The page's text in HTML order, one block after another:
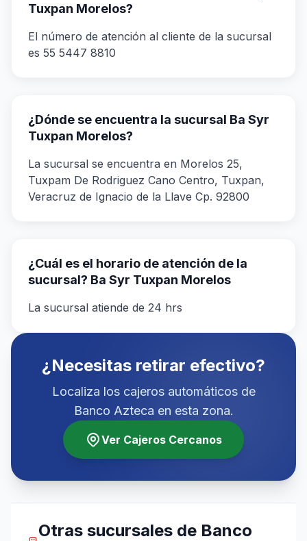
Tuxpan Morelos?
El número de atención al cliente de la sucursal
es 55 5447 8810
¿Dónde se encuentra la sucursal Ba Syr
Tuxpan Morelos?
La sucursal se encuentra en Morelos 25,
Tuxpam De Rodriguez Cano Centro, Tuxpan,
Veracruz de Ignacio de la Llave Cp. 92800
¿Cuál es el horario de atención de la
sucursal? Ba Syr Tuxpan Morelos
La sucursal atiende de 24 hrs
¿Necesitas retirar efectivo?
Localiza los cajeros automáticos de
Banco Azteca en esta zona.
Ver Cajeros Cercanos
Otras sucursales de Banco